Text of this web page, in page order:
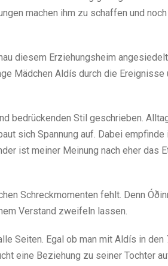
machen ihm zu schaffen und
diesem Erziehungsheim
Mädchen Aldís durch die Ereignisse
bedrückenden Stil geschrieben.
sich Spannung auf. Dabei empfinde
ist meiner Meinung nach eher das
Schreckmomenten fehlt. Denn
Verstand zweifeln lassen.
Seiten. Egal ob man mit Aldís in den
eine Beziehung zu seiner Tochter